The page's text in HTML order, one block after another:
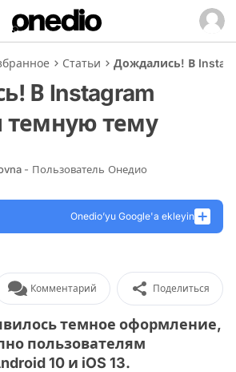
Статьи Дождались! В
В Instagram
темную тему
- Пользователь Онедио
Onedio’yu Google'a ekleyin
Комментарий Поделиться
темное оформление,
пользователям
10 и iOS 13.